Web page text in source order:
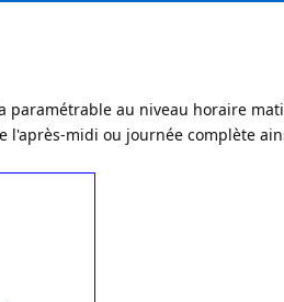
paramétrable au niveau horaire
l'après-midi ou journée complète